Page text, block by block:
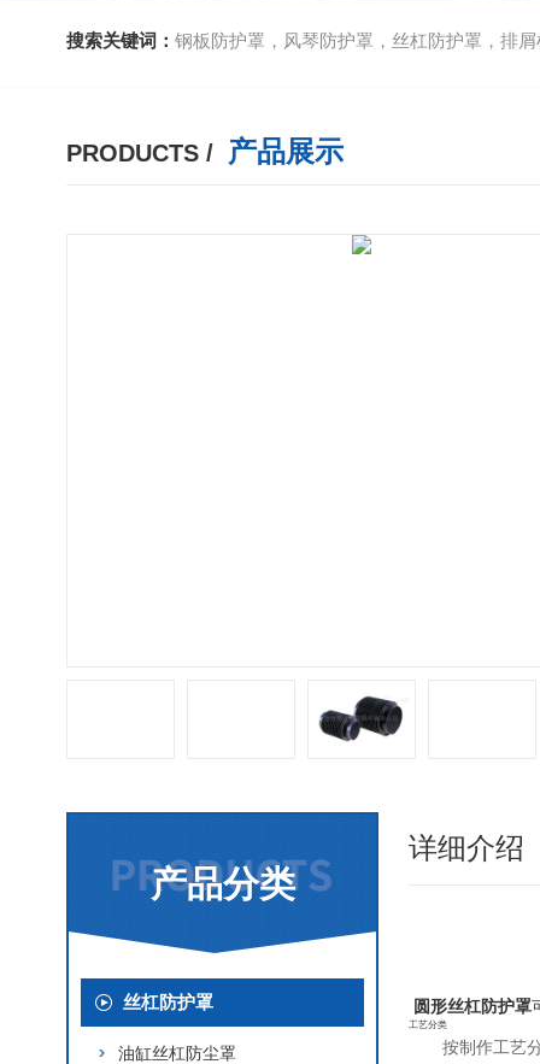
搜索关键词： 钢板防护罩，风琴防护罩，丝杠防护罩，排屑机
PRODUCTS / 产品展示
产品分类
丝杠防护罩
油缸丝杠防尘罩
详细介绍
圆形丝杠防护罩
工艺分类
按制作工艺